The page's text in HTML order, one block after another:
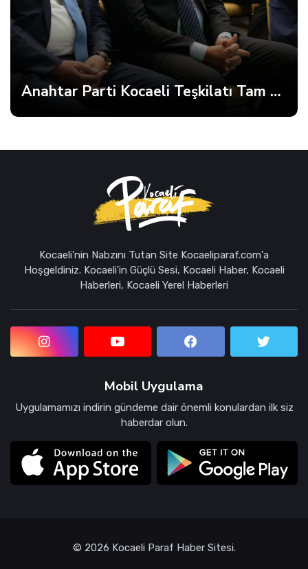
Kocaeli'nin Nabzını Tutan Site Kocaeliparaf.com'a
Hoşgeldiniz. Kocaeli'in Güçlü Sesi, Kocaeli Haber, Kocaeli
Haberleri, Kocaeli Yerel Haberleri
Mobil Uygulama
Uygulamamızı indirin gündeme dair önemli konulardan ilk siz
haberdar olun.
© 2026 Kocaeli Paraf Haber Sitesi.